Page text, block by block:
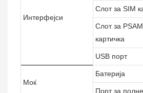
Интерфејси
Слот за SIM
Слот за PSAM
картичка
USB порт
Моќ
Батерија
Порт за